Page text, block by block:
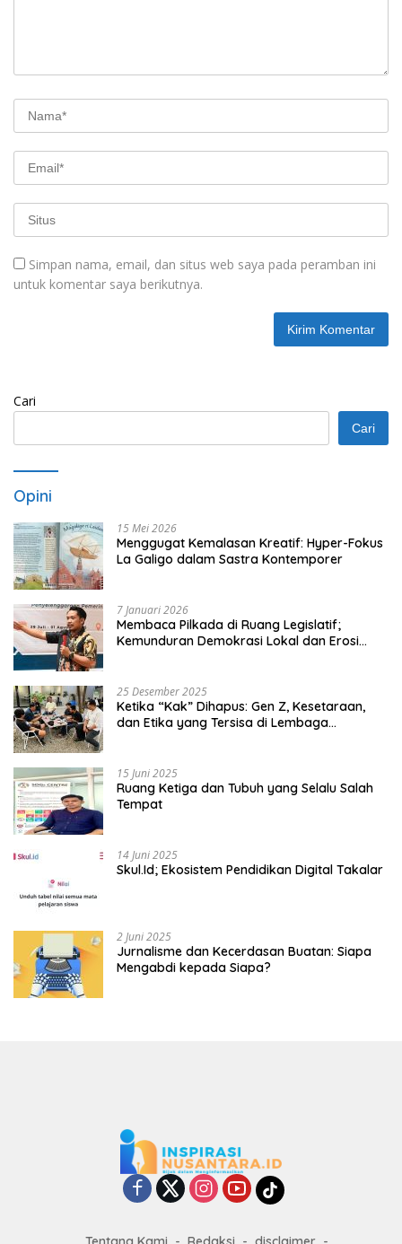
Simpan nama, email, dan situs web saya pada peramban ini
untuk komentar saya berikutnya.
Cari
Cari
Opini
15 Mei 2026
Menggugat Kemalasan Kreatif: Hyper-Fokus
La Galigo dalam Sastra Kontemporer
7 Januari 2026
Membaca Pilkada di Ruang Legislatif;
Kemunduran Demokrasi Lokal dan Erosi
25 Desember 2025
Ketika “Kak” Dihapus: Gen Z, Kesetaraan,
dan Etika yang Tersisa di Lembaga
15 Juni 2025
Ruang Ketiga dan Tubuh yang Selalu Salah
Tempat
14 Juni 2025
Skul.Id; Ekosistem Pendidikan Digital Takalar
2 Juni 2025
Jurnalisme dan Kecerdasan Buatan: Siapa
Mengabdi kepada Siapa?